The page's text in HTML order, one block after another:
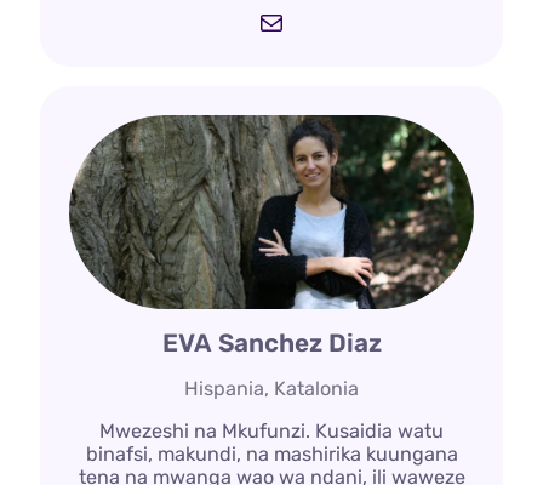
Barua
EVA Sanchez Diaz
Hispania, Katalonia
Mwezeshi na Mkufunzi. Kusaidia watu
binafsi, makundi, na mashirika kuungana
tena na mwanga wao wa ndani, ili waweze